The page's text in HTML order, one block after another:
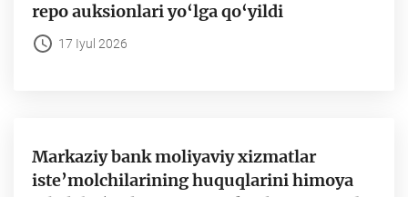
repo auksionlari yo‘lga qo‘yildi
17 Iyul 2026
Markaziy bank moliyaviy xizmatlar
iste’molchilarining huquqlarini himoya